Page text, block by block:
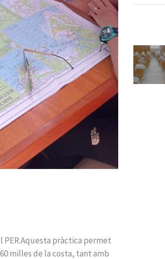
PER.Aquesta pràctica permet
milles de la costa, tant amb